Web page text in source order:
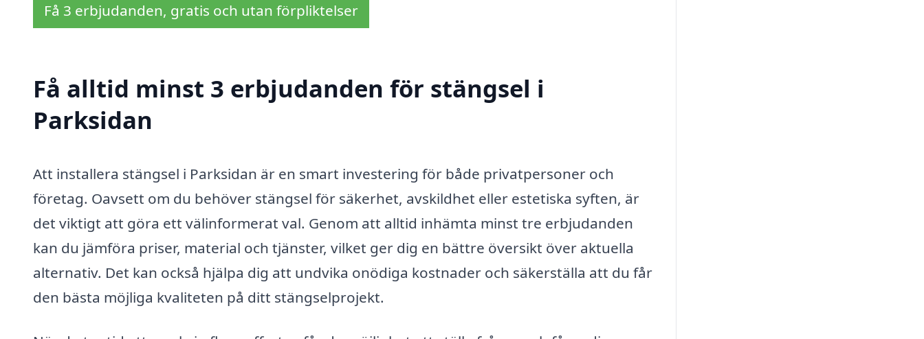
Få 3 erbjudanden, gratis och utan förpliktelser
Få alltid minst 3 erbjudanden för stängsel i
Parksidan
Att installera stängsel i Parksidan är en smart investering för både privatpersoner och
företag. Oavsett om du behöver stängsel för säkerhet, avskildhet eller estetiska syften, är
det viktigt att göra ett välinformerat val. Genom att alltid inhämta minst tre erbjudanden
kan du jämföra priser, material och tjänster, vilket ger dig en bättre översikt över aktuella
alternativ. Det kan också hjälpa dig att undvika onödiga kostnader och säkerställa att du får
den bästa möjliga kvaliteten på ditt stängselprojekt.